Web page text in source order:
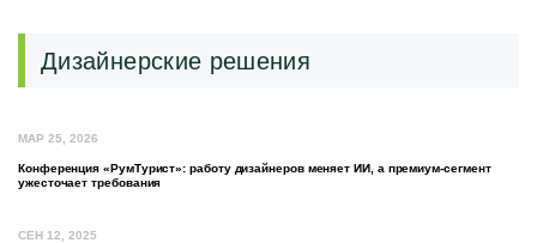
Дизайнерские решения
МАР 25, 2026
Конференция «РумТурист»: работу дизайнеров меняет ИИ, а премиум-сегмент
ужесточает требования
СЕН 12, 2025